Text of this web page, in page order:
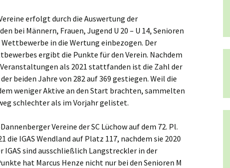
erfolgt durch die Auswertung der
bei Männern, Frauen, Jugend U 20 – U 14, Senioren
in die Wertung einbezogen. Der
ergibt die Punkte für den Verein. Nachdem
als 2021 stattfanden ist die Zahl der
beiden Jahre von 282 auf 369 gestiegen. Weil die
weniger Aktive an den Start brachten, sammelten
schlechter als im Vorjahr gelistet.
Vereine der SC Lüchow auf dem 72. Pl.
die IGAS Wendland auf Platz 117, nachdem sie 2020
IGAS sind ausschließlich Langstreckler in der
hat Marcus Henze nicht nur bei den Senioren M